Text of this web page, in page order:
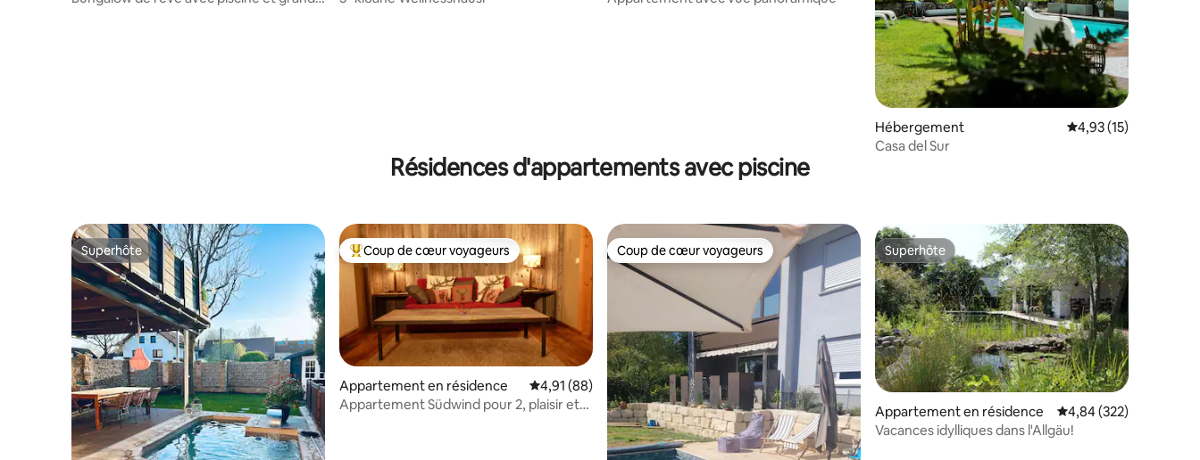
Hébergement Évaluation moyenne
4,93 (15)
Casa del Sur
Résidences d'appartements avec piscine
Superhôte
Superhôte Coups de cœur voyageurs les plus appréciés
Coup de cœur voyageurs
Appartement en résidence Évaluation moyenne sur la base de 88 commentaires : 4,91 sur 5
4,91 (88)
Appartement Südwind pour 2, plaisir et
Coup de cœur voyageurs
Coup de cœur voyageurs Superhôte
Superhôte
Appartement en résidence Évaluation moyenne
4,84 (322)
Vacances idylliques dans l'Allgäu!